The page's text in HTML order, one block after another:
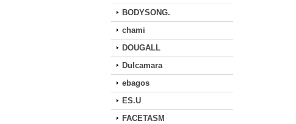
BODYSONG.
chami
DOUGALL
Dulcamara
ebagos
ES.U
FACETASM